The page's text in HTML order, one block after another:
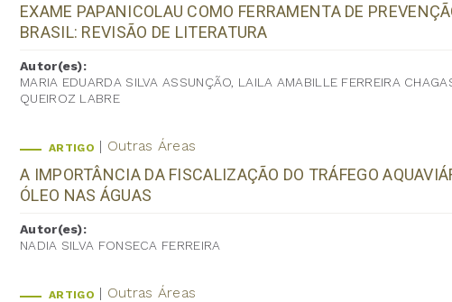
EXAME PAPANICOLAU COMO FERRAMENTA DE
BRASIL: REVISÃO DE LITERATURA
Autor(es):
MARIA EDUARDA SILVA ASSUNÇÃO, LAILA AMABILLE FERREIRA
QUEIROZ LABRE
ARTIGO Outras Áreas
A IMPORTÂNCIA DA FISCALIZAÇÃO DO TRÁFEGO
ÓLEO NAS ÁGUAS
Autor(es):
NADIA SILVA FONSECA FERREIRA
ARTIGO Outras Áreas